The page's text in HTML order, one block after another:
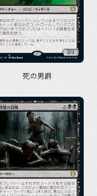
死の男爵